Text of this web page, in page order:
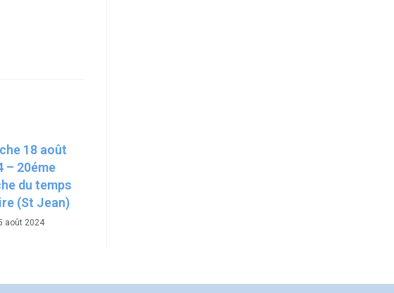
18 août
– 20éme
du temps
(St Jean)
août 2024